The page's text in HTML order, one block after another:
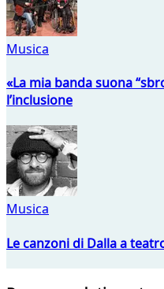
Musica
«La mia banda suona
l’inclusione
Musica
Le canzoni di Dalla a